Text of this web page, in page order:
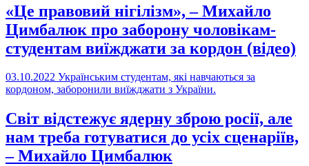
«Це правовий нігілізм», – Михайло
Цимбалюк про заборону чоловікам-
студентам виїжджати за кордон (відео)
03.10.2022 Українським студентам, які навчаються за
кордоном, заборонили виїжджати з України.
Світ відстежує ядерну зброю росії, але
нам треба готуватися до усіх сценаріїв,
– Михайло Цимбалюк